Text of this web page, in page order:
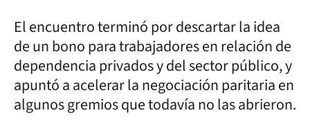
El encuentro terminó por descartar la idea
de un bono para trabajadores en relación de
dependencia privados y del sector público, y
apuntó a acelerar la negociación paritaria en
algunos gremios que todavía no las abrieron.